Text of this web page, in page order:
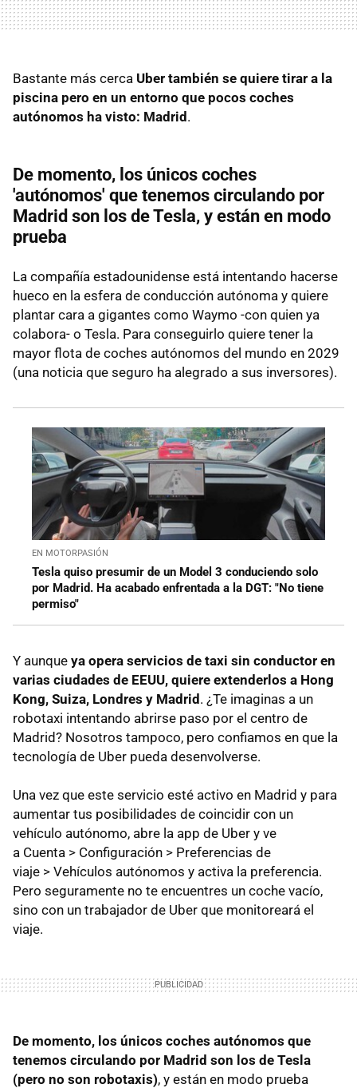
Bastante más cerca Uber también se quiere tirar a la
piscina pero en un entorno que pocos coches
autónomos ha visto: Madrid .
De momento, los únicos coches
'autónomos' que tenemos circulando por
Madrid son los de Tesla, y están en modo
prueba
La compañía estadounidense está intentando hacerse
hueco en la esfera de conducción autónoma y quiere
plantar cara a gigantes como Waymo -con quien ya
colabora- o Tesla. Para conseguirlo quiere tener la
mayor flota de coches autónomos del mundo en 2029
(una noticia que seguro ha alegrado a sus inversores).
EN MOTORPASIÓN
Tesla quiso presumir de un Model 3 conduciendo solo
por Madrid. Ha acabado enfrentada a la DGT: "No tiene
permiso"
Y aunque ya opera servicios de taxi sin conductor en
varias ciudades de EEUU, quiere extenderlos a Hong
Kong, Suiza, Londres y Madrid . ¿Te imaginas a un
robotaxi intentando abrirse paso por el centro de
Madrid? Nosotros tampoco, pero confiamos en que la
tecnología de Uber pueda desenvolverse.
Una vez que este servicio esté activo en Madrid y para
aumentar tus posibilidades de coincidir con un
vehículo autónomo, abre la app de Uber y ve
a Cuenta > Configuración > Preferencias de
viaje > Vehículos autónomos y activa la preferencia.
Pero seguramente no te encuentres un coche vacío,
sino con un trabajador de Uber que monitoreará el
viaje.
De momento, los únicos coches autónomos que
tenemos circulando por Madrid son los de Tesla
(pero no son robotaxis), y están en modo prueba